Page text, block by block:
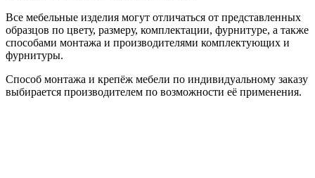
Все мебельные изделия могут отличаться от представленных
образцов по цвету, размеру, комплектации, фурнитуре, а также
способами монтажа и производителями комплектующих и
фурнитуры.
Способ монтажа и крепёж мебели по индивидуальному заказу
выбирается производителем по возможности её применения.